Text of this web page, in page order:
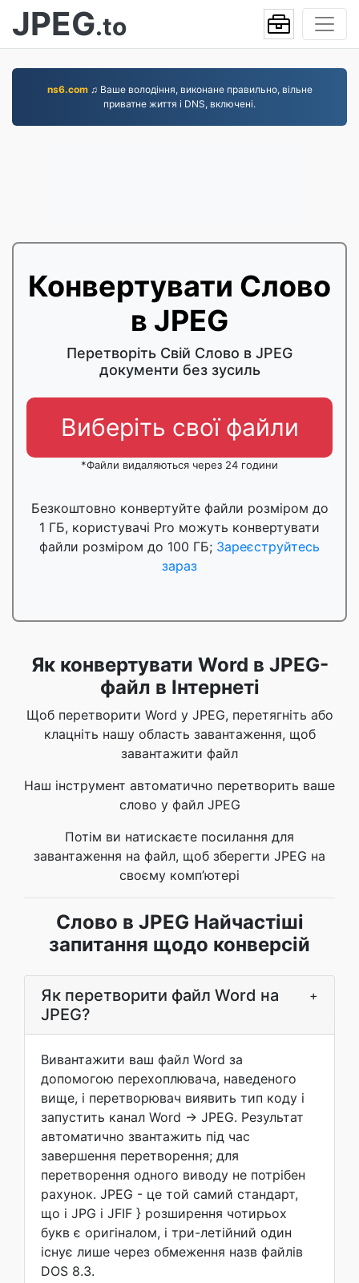
JPEG.to
ns6.com♫ Ваше володіння, виконане правильно, вільне
приватне життя і DNS, включені.
Конвертувати Слово
в JPEG
Перетворіть Свій Слово в JPEG
документи без зусиль
Виберіть свої файли
*Файли видаляються через 24 години
Безкоштовно конвертуйте файли розміром до
1 ГБ, користувачі Pro можуть конвертувати
файли розміром до 100 ГБ; Зареєструйтесь
зараз
Як конвертувати Word в JPEG-
файл в Інтернеті
Щоб перетворити Word у JPEG, перетягніть або
клацніть нашу область завантаження, щоб
завантажити файл
Наш інструмент автоматично перетворить ваше
слово у файл JPEG
Потім ви натискаєте посилання для
завантаження на файл, щоб зберегти JPEG на
своєму комп’ютері
Слово в JPEG Найчастіші
запитання щодо конверсій
Як перетворити файл Word на
JPEG?
+
Вивантажити ваш файл Word за
допомогою перехоплювача, наведеного
вище, і перетворювач виявить тип коду і
запустить канал Word → JPEG. Результат
автоматично звантажить під час
завершення перетворення; для
перетворення одного виводу не потрібен
рахунок. JPEG - це той самий стандарт,
що і JPG і JFIF } розширення чотирьох
букв є оригіналом, і три-летійний один
існує лише через обмеження назв файлів
DOS 8.3.